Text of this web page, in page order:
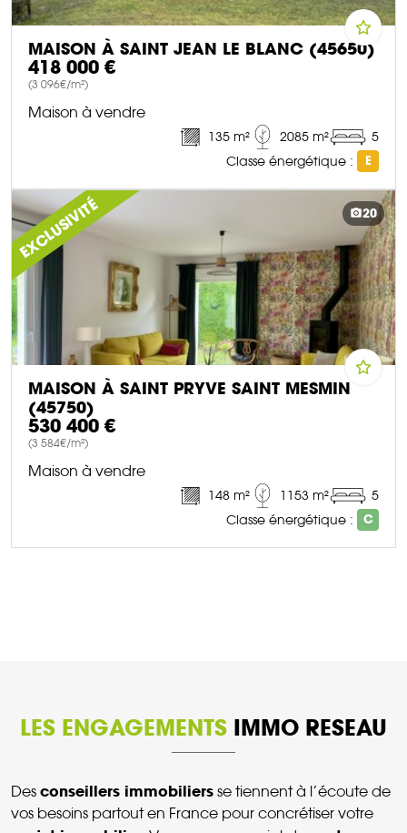
MAISON À SAINT JEAN LE BLANC (45650)
418 000 €
(3 096€/m²)
Maison à vendre
135 m² 2085 m²
5
Classe énergétique :
E
DÉCOUVRIR CE BIEN
EXCLUSIVITÉ 20
MAISON À SAINT PRYVE SAINT MESMIN
(45750)
530 400 €
(3 584€/m²)
Maison à vendre
148 m² 1153 m²
5
Classe énergétique :
C
LES ENGAGEMENTS IMMO RESEAU
Des conseillers immobiliers se tiennent à l’écoute de
vos besoins partout en France pour concrétiser votre